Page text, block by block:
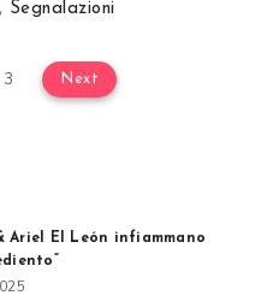
, Segnalazioni
Next
Ariel El León infiammano